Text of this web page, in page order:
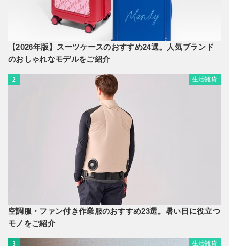
【2026年版】スーツケースのおすすめ24選。人気ブランド
のおしゃれなモデルをご紹介
2 生活雑貨
空調服・ファン付き作業服のおすすめ23選。暑い日に役立つ
モノをご紹介
3 生活雑貨